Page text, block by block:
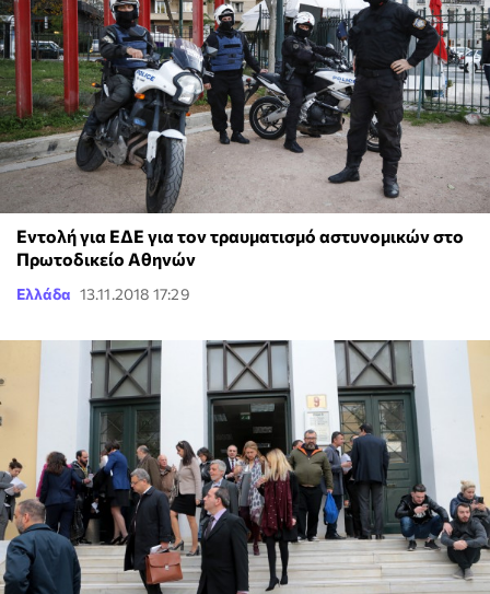
Εντολή για ΕΔΕ για τον τραυματισμό αστυνομικών στο
Πρωτοδικείο Αθηνών
Ελλάδα 13.11.2018 17:29